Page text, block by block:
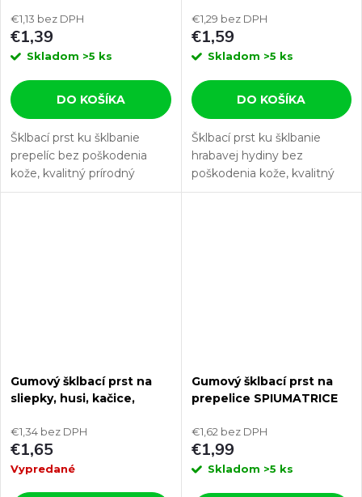
€1,13 bez DPH
€1,39
Skladom >5 ks
DO KOŠÍKA
Šklbací prst ku šklbanie
prepelíc bez poškodenia
kože, kvalitný prírodný
kaučuk, odolnosť a flexibilita,
€1,29 bez DPH
€1,59
Skladom >5 ks
DO KOŠÍKA
Šklbací prst ku šklbanie
hrabavej hydiny bez
poškodenia kože, kvalitný
prírodný kaučuk, odolnosť a
Gumový šklbací prst na
sliepky, husi, kačice,
ONE 65S
€1,34 bez DPH
€1,65
Vypredané
Gumový šklbací prst na
prepelice SPIUMATRICE
€1,62 bez DPH
€1,99
Skladom >5 ks